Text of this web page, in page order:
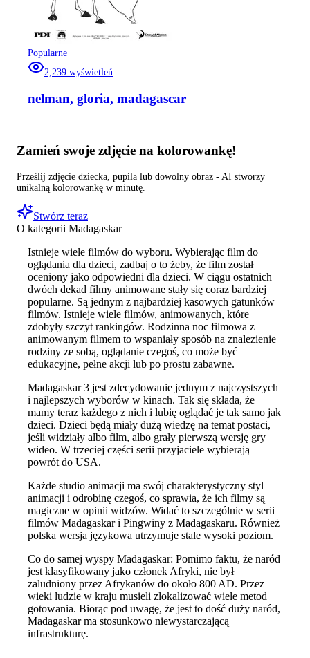
Popularne
2,239 wyświetleń
nelman, gloria, madagascar
Zamień swoje zdjęcie na kolorowankę!
Prześlij zdjęcie dziecka, pupila lub dowolny obraz - AI stworzy
unikalną kolorowankę w minutę.
Stwórz teraz
O kategorii Madagaskar
Istnieje wiele filmów do wyboru. Wybierając film do
oglądania dla dzieci, zadbaj o to żeby, że film został
oceniony jako odpowiedni dla dzieci. W ciągu ostatnich
dwóch dekad filmy animowane stały się coraz bardziej
popularne. Są jednym z najbardziej kasowych gatunków
filmów. Istnieje wiele filmów, animowanych, które
zdobyły szczyt rankingów. Rodzinna noc filmowa z
animowanym filmem to wspaniały sposób na znalezienie
rodziny ze sobą, oglądanie czegoś, co może być
edukacyjne, pełne akcji lub po prostu zabawne.
Madagaskar 3 jest zdecydowanie jednym z najczystszych
i najlepszych wyborów w kinach. Tak się składa, że ​​
mamy teraz każdego z nich i lubię oglądać je tak samo jak
dzieci. Dzieci będą miały dużą wiedzę na temat postaci,
jeśli widziały albo film, albo grały pierwszą wersję gry
wideo. W trzeciej części serii przyjaciele wybierają
powrót do USA.
Każde studio animacji ma swój charakterystyczny styl
animacji i odrobinę czegoś, co sprawia, że ​​ich filmy są
magiczne w opinii widzów. Widać to szczególnie w serii
filmów Madagaskar i Pingwiny z Madagaskaru. Również
polska wersja językowa utrzymuje stale wysoki poziom.
Co do samej wyspy Madagaskar: Pomimo faktu, że naród
jest klasyfikowany jako członek Afryki, nie był
zaludniony przez Afrykanów do około 800 AD. Przez
wieki ludzie w kraju musieli zlokalizować wiele metod
gotowania. Biorąc pod uwagę, że jest to dość duży naród,
Madagaskar ma stosunkowo niewystarczającą
infrastrukturę.